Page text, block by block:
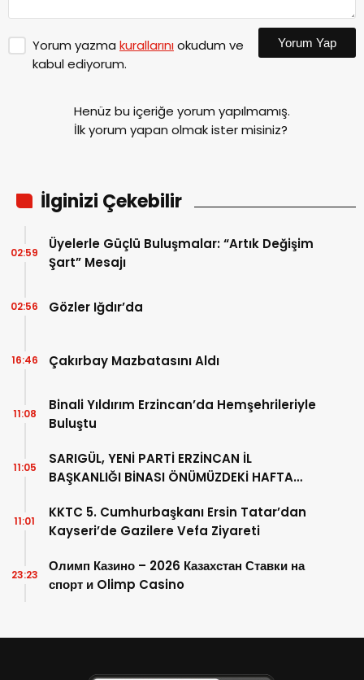
Yorum yazma kurallarınıokudum ve
kabul ediyorum.
Yorum Yap
Henüz bu içeriğe yorum yapılmamış.
İlk yorum yapan olmak ister misiniz?
İlginizi Çekebilir
Üyelerle Güçlü Buluşmalar: “Artık Değişim
Şart” Mesajı
02:59
Gözler Iğdır’da
02:56
Çakırbay Mazbatasını Aldı
16:46
Binali Yıldırım Erzincan’da Hemşehrileriyle
Buluştu
11:08
SARIGÜL, YENİ PARTİ ERZİNCAN İL
BAŞKANLIĞI BİNASI ÖNÜMÜZDEKİ HAFTA
11:05
KKTC 5. Cumhurbaşkanı Ersin Tatar’dan
Kayseri’de Gazilere Vefa Ziyareti
11:01
Олимп Казино – 2026 Казахстан Ставки на
спорт и Olimp Casino
23:23